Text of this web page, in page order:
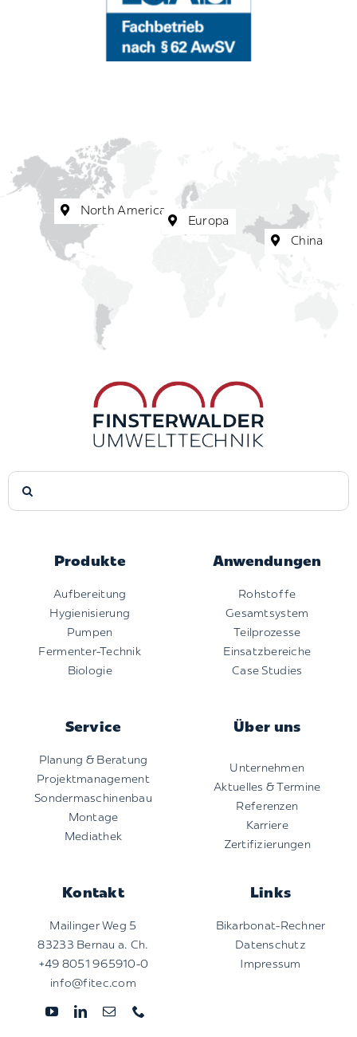
North America
Europa
China
Suche
nach:
Produkte
Aufbereitung
Hygienisierung
Pumpen
Fermenter-Technik
Biologie
Anwendungen
Rohstoffe
Gesamtsystem
Teilprozesse
Einsatzbereiche
Case Studies
Service
Planung & Beratung
Projektmanagement
Sondermaschinenbau
Montage
Mediathek
Über uns
Unternehmen
Aktuelles & Termine
Referenzen
Karriere
Zertifizierungen
Kontakt
Mailinger Weg 5
83233 Bernau a. Ch.
+49 8051 965910-0
info@fitec.com
Links
Bikarbonat-Rechner
Datenschutz
Impressum